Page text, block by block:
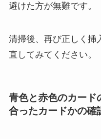
避けた方が無難です。
清掃後、再び正しく挿
直してみてください。
青色と赤色のカード
合ったカードかの確